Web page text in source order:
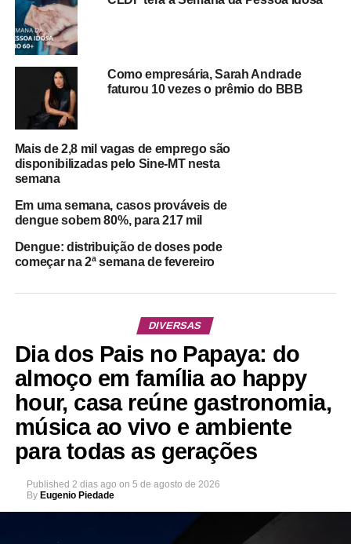
Como empresária, Sarah Andrade
faturou 10 vezes o prêmio do BBB
Mais de 2,8 mil vagas de emprego são
disponibilizadas pelo Sine-MT nesta
semana
Em uma semana, casos prováveis de
dengue sobem 80%, para 217 mil
Dengue: distribuição de doses pode
começar na 2ª semana de fevereiro
DIVERSAS
Dia dos Pais no Papaya: do
almoço em família ao happy
hour, casa reúne gastronomia,
música ao vivo e ambiente
para todas as gerações
Published 2 dias ago on 5 de agosto de 2026
By Eugenio Piedade